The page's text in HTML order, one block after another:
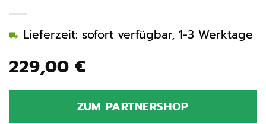
229,00 €
Lieferzeit: sofort verfügbar, 1-3 Werktage
ZUM PARTNERSHOP